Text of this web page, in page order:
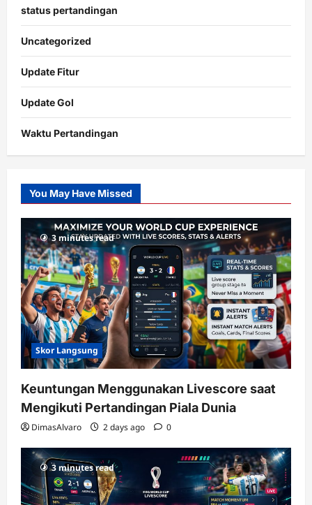
status pertandingan
Uncategorized
Update Fitur
Update Gol
Waktu Pertandingan
Slot
Gacor
RTP
terupdate
You May Have Missed
3 minutes read
Skor Langsung
Keuntungan Menggunakan Livescore saat
Mengikuti Pertandingan Piala Dunia
DimasAlvaro 2 days ago 0
3 minutes read